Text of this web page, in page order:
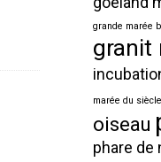
grande marée
granit
marée du siècle
oiseau
phare de